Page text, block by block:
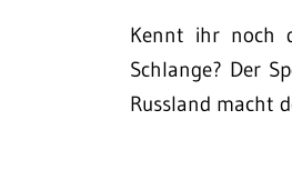
Kennt ihr noch
Schlange? Der
Russland macht